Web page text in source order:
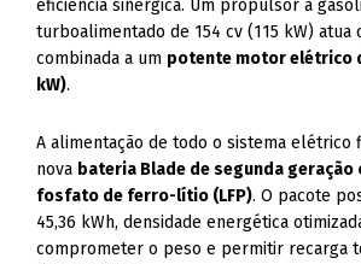
eficiência sinérgica. Um propulsor a
turboalimentado de 154 cv (115 kW) atua
combinada a um potente motor elétrico
kW).
A alimentação de todo o sistema elétrico
nova bateria Blade de segunda geração
fosfato de ferro-lítio (LFP). O pacote
45,36 kWh, densidade energética
comprometer o peso e permitir recarga